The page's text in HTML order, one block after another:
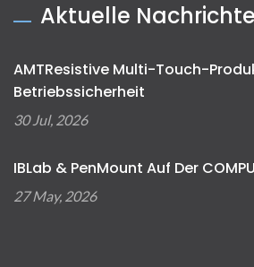
Aktuelle
AMTResistive Multi-Touch-
Betriebssicherheit
30 Jul, 2026
IBLab & PenMount Auf Der
27 May, 2026